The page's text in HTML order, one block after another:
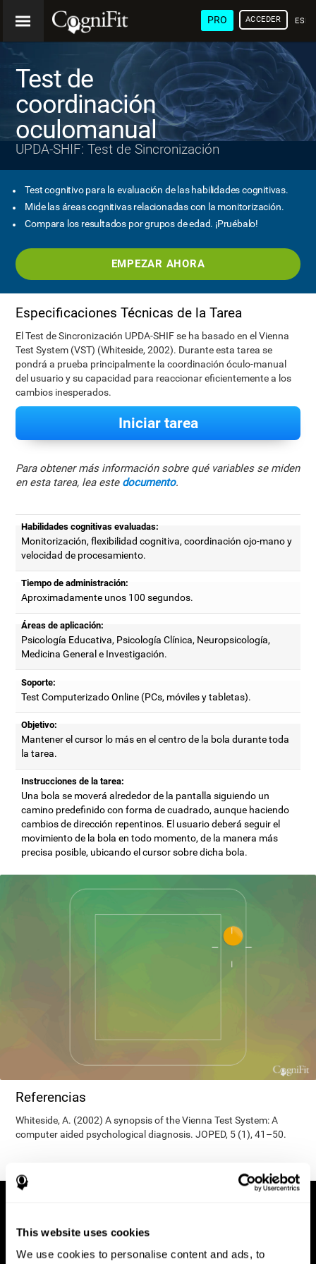
This website uses cookies
We use cookies to personalise content and ads, to
PRO ACCEDER
Test de
coordinación
oculomanual
UPDA-SHIF: Test de Sincronización
Test cognitivo para la evaluación de las habilidades cognitivas.
Mide las áreas cognitivas relacionadas con la monitorización.
Compara los resultados por grupos de edad. ¡Pruébalo!
EMPEZAR AHORA
Especificaciones Técnicas de la Tarea
El Test de Sincronización UPDA-SHIF se ha basado en el Vienna
Test System (VST) (Whiteside, 2002). Durante esta tarea se
pondrá a prueba principalmente la coordinación óculo-manual
del usuario y su capacidad para reaccionar eficientemente a los
cambios inesperados.
Iniciar tarea
Para obtener más información sobre qué variables se miden
en esta tarea, lea este documento.
Habilidades cognitivas evaluadas:
Monitorización, flexibilidad cognitiva, coordinación ojo-mano y
velocidad de procesamiento.
Tiempo de administración:
Aproximadamente unos 100 segundos.
Áreas de aplicación:
Psicología Educativa, Psicología Clínica, Neuropsicología,
Medicina General e Investigación.
Soporte:
Test Computerizado Online (PCs, móviles y tabletas).
Objetivo:
Mantener el cursor lo más en el centro de la bola durante toda
la tarea.
Instrucciones de la tarea:
Una bola se moverá alrededor de la pantalla siguiendo un
camino predefinido con forma de cuadrado, aunque haciendo
cambios de dirección repentinos. El usuario deberá seguir el
movimiento de la bola en todo momento, de la manera más
precisa posible, ubicando el cursor sobre dicha bola.
Referencias
Whiteside, A. (2002) A synopsis of the Vienna Test System: A
computer aided psychological diagnosis. JOPED, 5 (1), 41–50.